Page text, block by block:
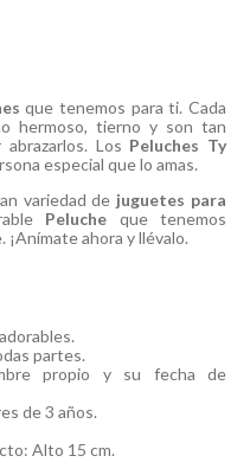
que tenemos para ti. Cada
hermoso, tierno y son tan
Los Peluches Ty
especial que lo amas.
variedad de juguetes para
Peluche que tenemos
ahora y llévalo.
partes.
propio y su fecha de
de 3 años.
Alto 15 cm.